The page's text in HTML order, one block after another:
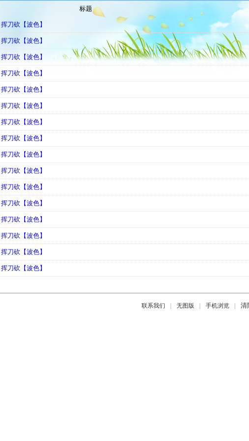
标题
刀砍【波色】
刀砍【波色】
刀砍【波色】
刀砍【波色】
刀砍【波色】
刀砍【波色】
刀砍【波色】
刀砍【波色】
刀砍【波色】
刀砍【波色】
刀砍【波色】
刀砍【波色】
刀砍【波色】
刀砍【波色】
刀砍【波色】
刀砍【波色】
联系我们 | 无图版 | 手机浏览 | 清